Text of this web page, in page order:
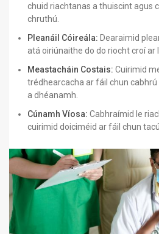
chuid riachtanas a thuiscint agus
chruthú.
Pleanáil Cóireála: Dearaimid
atá oiriúnaithe do do riocht croí ar
Meastacháin Costais: Cuirimid
trédhearcacha ar fáil chun
a dhéanamh.
Cúnamh Víosa: Cabhraímid le
cuirimid doiciméid ar fáil chun